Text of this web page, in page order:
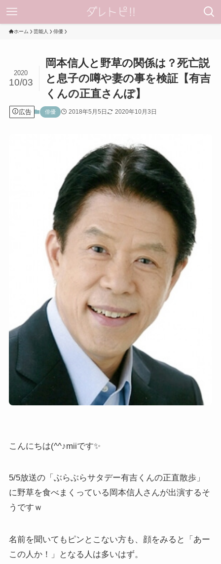
ホーム 芸能人 俳優
岡本信人と野草の関係は？死亡説
と息子の噂や妻の事を検証【有吉
くんの正直さんぽ】
2020
10/03
広告 俳優 2018年5月5日 2020年10月3日
こんにちは(^^♪miiです✨
5/5放送の「ぶらぶらサタデー有吉くんの正直散歩」
に野草を食べまくっている岡本信人さんが出演するそ
うですｗ
名前を聞いてもピンとこない方も、顔をみると「あー
この人か！」となる人は多いはず。